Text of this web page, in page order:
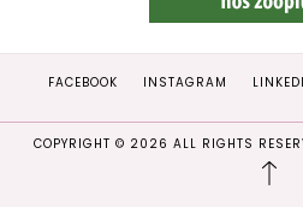
FACEBOOK INSTAGRAM
COPYRIGHT © 2026 ALL RIGHTS